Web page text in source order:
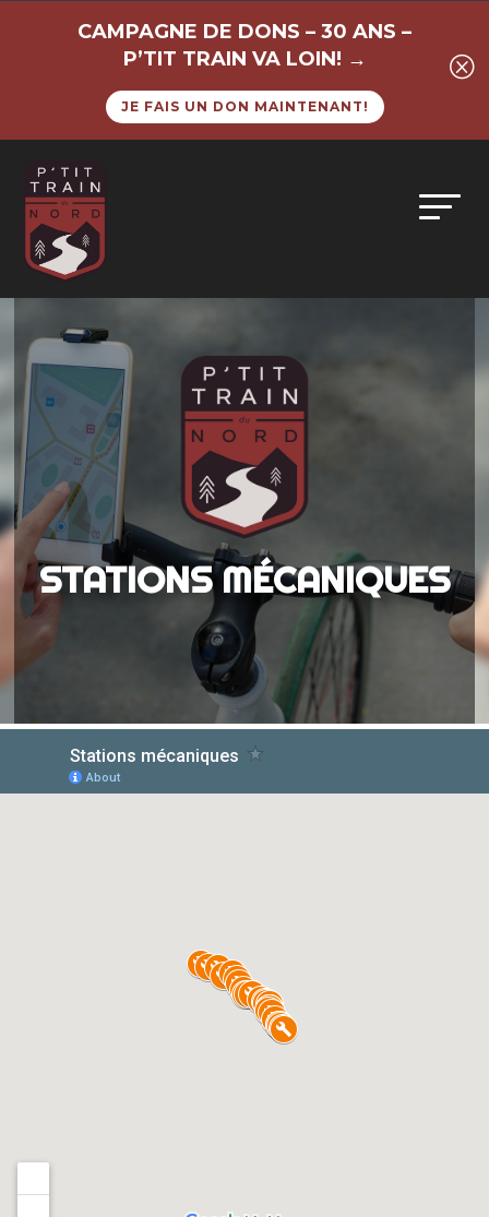
CAMPAGNE DE DONS – 30 ANS –
P’TIT TRAIN VA LOIN! →
JE FAIS UN DON MAINTENANT!
Q
STATIONS MÉCANIQUES